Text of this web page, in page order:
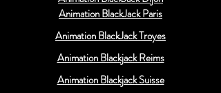
Animation BlackJack Paris
Animation BlackJack Troyes
Animation Blackjack Reims
Animation Blackjack Suisse